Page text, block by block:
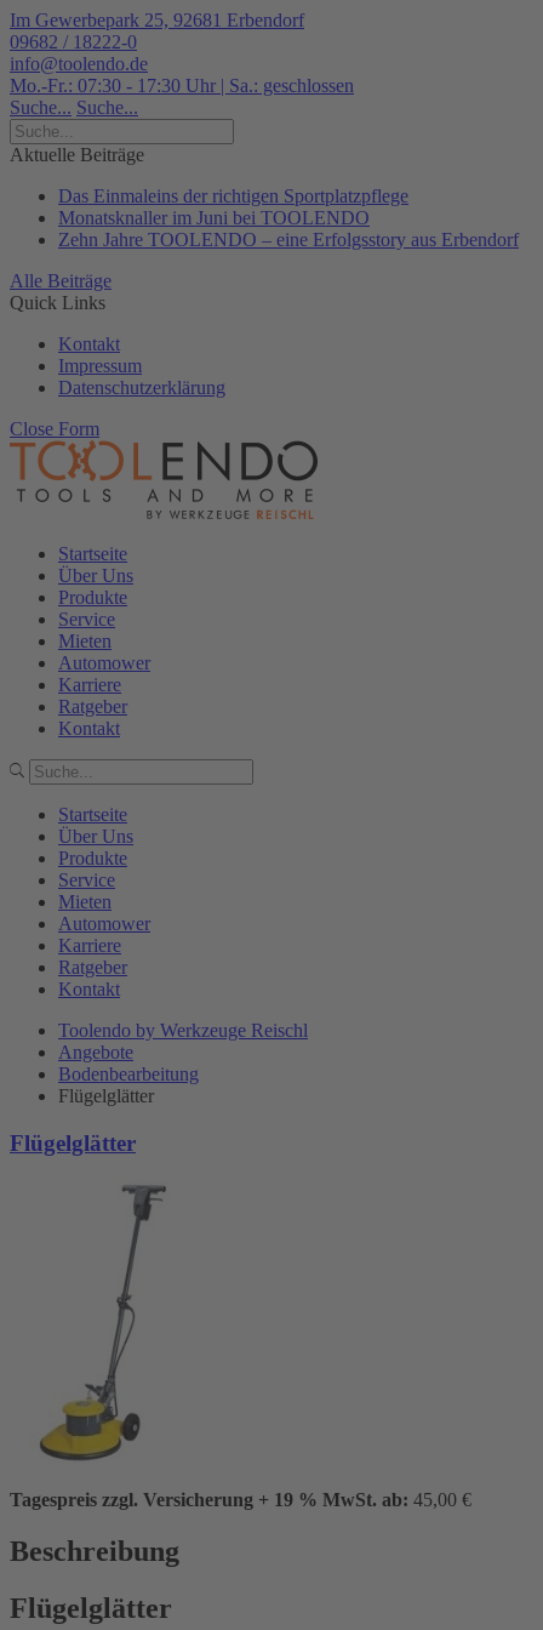
Im Gewerbepark 25, 92681 Erbendorf
09682 / 18222-0
info@toolendo.de
Mo.-Fr.: 07:30 - 17:30 Uhr | Sa.: geschlossen
Suche... Suche...
Aktuelle Beiträge
Das Einmaleins der richtigen Sportplatzpflege
Monatsknaller im Juni bei TOOLENDO
Zehn Jahre TOOLENDO – eine Erfolgsstory aus Erbendorf
Alle Beiträge
Quick Links
Kontakt
Impressum
Datenschutzerklärung
Close Form
Startseite
Über Uns
Produkte
Service
Mieten
Automower
Karriere
Ratgeber
Kontakt
Startseite
Über Uns
Produkte
Service
Mieten
Automower
Karriere
Ratgeber
Kontakt
Toolendo by Werkzeuge Reischl
Angebote
Bodenbearbeitung
Flügelglätter
Flügelglätter
Tagespreis zzgl. Versicherung + 19 % MwSt. ab: 45,00 €
Beschreibung
Flügelglätter